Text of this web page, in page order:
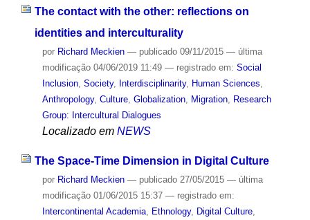
The contact with the other: reflections on
identities and interculturality
por Richard Meckien — publicado09/11/2015 — última
modificação04/06/2019 11:49 — registrado em: Social
Inclusion, Society, Interdisciplinarity, Human Sciences
Anthropology, Culture, Globalization, Migration,
Research
Group: Intercultural Dialogues
Localizado em NEWS
The Space-Time Dimension in Digital Culture
por Richard Meckien — publicado27/05/2015 — última
modificação01/06/2015 15:37 — registrado em:
Intercontinental Academia, Ethnology, Digital Culture,